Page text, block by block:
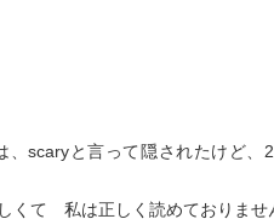
scaryと言って隠されたけど、
くて 私は正しく読めておりませ